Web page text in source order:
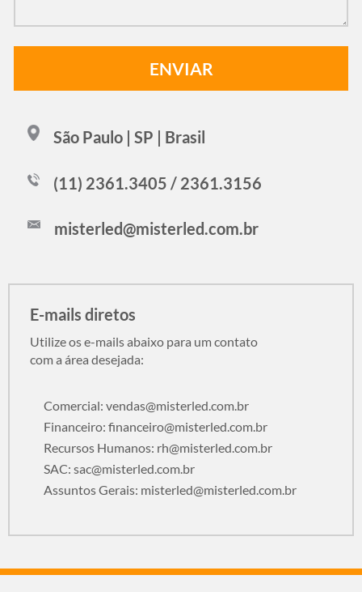
São Paulo | SP | Brasil
(11) 2361.3405 / 2361.3156
misterled@misterled.com.br
E-mails diretos
Utilize os e-mails abaixo para um contato
com a área desejada:
Comercial: vendas@misterled.com.br
Financeiro: financeiro@misterled.com.br
Recursos Humanos: rh@misterled.com.br
SAC: sac@misterled.com.br
Assuntos Gerais: misterled@misterled.com.br